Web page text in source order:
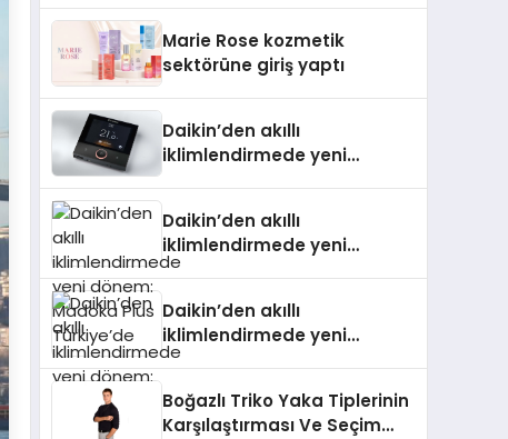
Aldı
Marie Rose kozmetik
sektörüne giriş yaptı
Daikin’den akıllı
iklimlendirmede yeni
Daikin’den akıllı
iklimlendirmede yeni
dönem: Madoka Plus
Daikin’den akıllı
iklimlendirmede yeni
dönem: Madoka Plus
Boğazlı Triko Yaka Tiplerinin
Karşılaştırması Ve Seçim